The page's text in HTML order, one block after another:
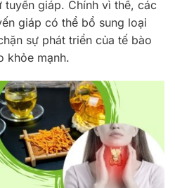
giáp. Chính vì thế, các
giáp có thể bổ sung loại
sự phát triển của tế bào
khỏe mạnh.